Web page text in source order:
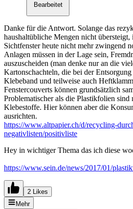
Bearbeitet
Danke für die Antwort. Solange das
haushaltübliche Mengen nicht übersteigt,
Sichtfenster heute nicht mehr zwingend
Anlagen müssen in der Lage sein,
auszuscheiden (man denke nur an die
Kartonschachteln, die bei der
Klebeband und teilweise auch
Fenstercouverts können grundsätzlich
Problematischer als die Plastikfolien sind
Klebestoffe. Hier können aber die
ausrichten.
https://www.altpapier.ch/d/recycling-
negativlisten/positivliste
Hey in wichtiger Thema das ich diese
https://www.sein.de/news/2017/01/
2 Likes
Mehr